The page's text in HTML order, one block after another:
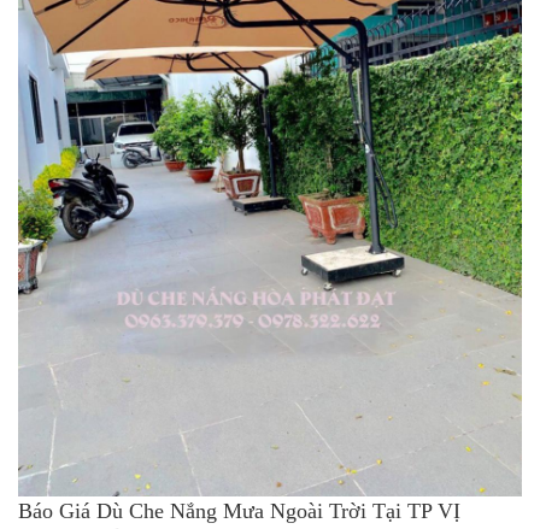
Báo Giá Dù Che Nắng Mưa Ngoài Trời Tại TP VỊ